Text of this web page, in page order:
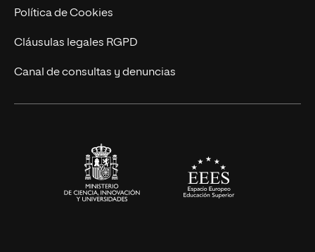
Cursos Universitarios
Actualidad
UNIR Revista
Eventos
Política de Cookies
Cláusulas legales RGPD
Canal de consultas y denuncias